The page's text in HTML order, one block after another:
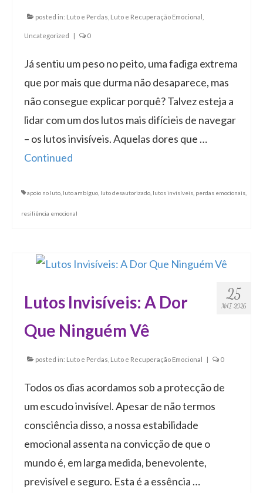
posted in: Luto e Perdas Luto e Recuperação Emocional
Uncategorized | 0
Já sentiu um peso no peito, uma fadiga extrema
que por mais que durma não desaparece, mas
não consegue explicar porquê? Talvez esteja a
lidar com um dos lutos mais difícieis de navegar
– os lutos invisíveis. Aquelas dores que …
Continued
apoio no luto luto ambíguo luto desautorizado lutos invisíveis perdas emocionais
resiliência emocional
25
MAI 2026
Lutos Invisíveis: A Dor
Que Ninguém Vê
posted in: Luto e Perdas Luto e Recuperação Emocional 0
Todos os dias acordamos sob a protecção de
um escudo invisível. Apesar de não termos
consciência disso, a nossa estabilidade
emocional assenta na convicção de que o
mundo é, em larga medida, benevolente,
previsível e seguro. Esta é a essência …